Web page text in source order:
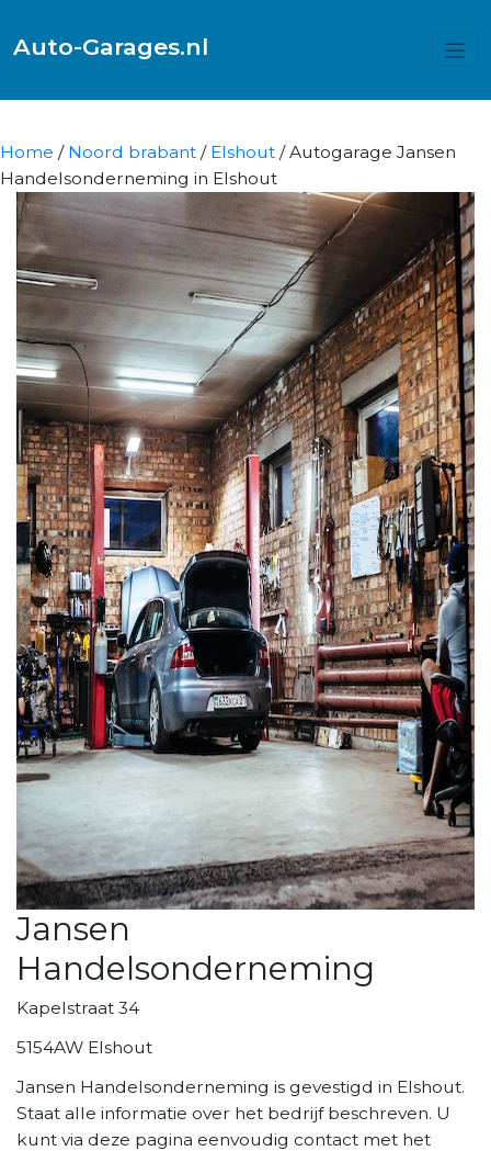
Auto-Garages.nl
Home / Noord brabant / Elshout / Autogarage Jansen
Handelsonderneming in Elshout
Jansen
Handelsonderneming
Kapelstraat 34
5154AW Elshout
Jansen Handelsonderneming is gevestigd in Elshout.
Staat alle informatie over het bedrijf beschreven. U
kunt via deze pagina eenvoudig contact met het